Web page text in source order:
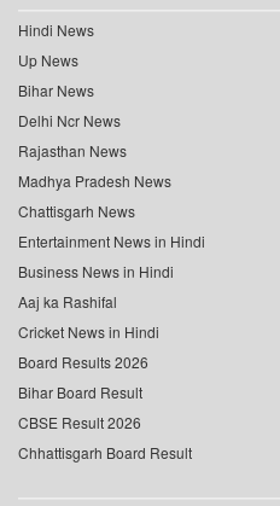
Hindi News
Up News
Bihar News
Delhi Ncr News
Rajasthan News
Madhya Pradesh News
Chattisgarh News
Entertainment News in Hindi
Business News in Hindi
Aaj ka Rashifal
Cricket News in Hindi
Board Results 2026
Bihar Board Result
CBSE Result 2026
Chhattisgarh Board Result